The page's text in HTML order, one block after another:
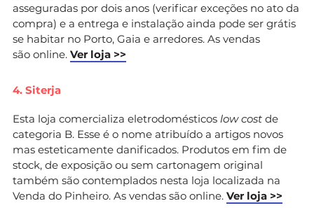
asseguradas por dois anos (verificar exceções no ato da
compra) e a entrega e instalação ainda pode ser grátis
se habitar no Porto, Gaia e arredores. As vendas
são online. Ver loja >>
4. Siterja
Esta loja comercializa eletrodomésticos low cost de
categoria B. Esse é o nome atribuído a artigos novos
mas esteticamente danificados. Produtos em fim de
stock, de exposição ou sem cartonagem original
também são contemplados nesta loja localizada na
Venda do Pinheiro. As vendas são online. Ver loja >>